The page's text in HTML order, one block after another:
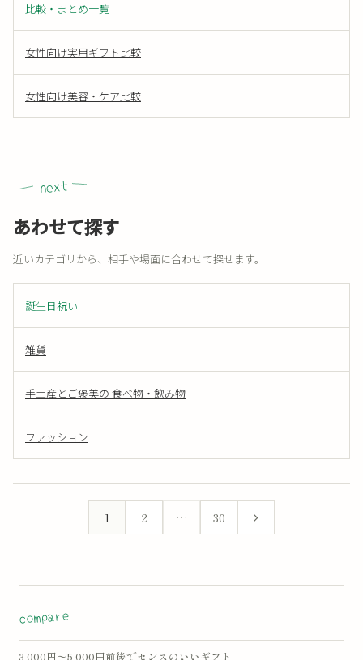
比較・まとめ一覧
女性向け実用ギフト比較
女性向け美容・ケア比較
next
あわせて探す
近いカテゴリから、相手や場面に合わせて探せます。
誕生日祝い
雑貨
手土産とご褒美の 食べ物・飲み物
ファッション
1 2 …
30
次
compare
3,000円〜5,000円前後でセンスのいいギフト